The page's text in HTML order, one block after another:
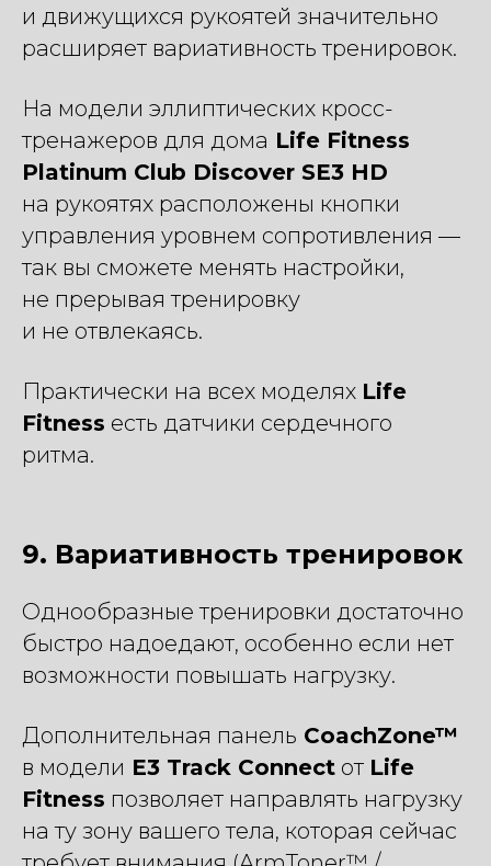
и движущихся рукоятей значительно
расширяет вариативность тренировок.
На модели эллиптических кросс-
тренажеров для дома Life Fitness
Platinum Club Discover SE3 HD
на рукоятях расположены кнопки
управления уровнем сопротивления —
так вы сможете менять настройки,
не прерывая тренировку
и не отвлекаясь.
Практически на всех моделях Life
Fitness есть датчики сердечного
ритма.
9. Вариативность тренировок
Однообразные тренировки достаточно
быстро надоедают, особенно если нет
возможности повышать нагрузку.
Дополнительная панель CoachZone™
в модели E3 Track Connect от Life
Fitness позволяет направлять нагрузку
на ту зону вашего тела, которая сейчас